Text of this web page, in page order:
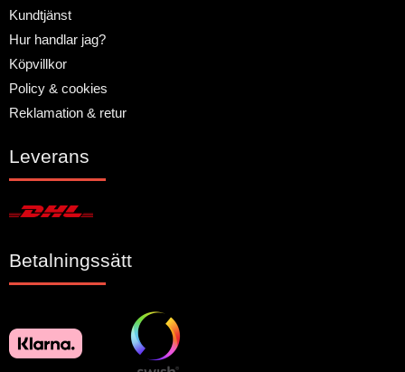
Kundtjänst
Hur handlar jag?
Köpvillkor
Policy & cookies
Reklamation & retur
Leverans
Betalningssätt